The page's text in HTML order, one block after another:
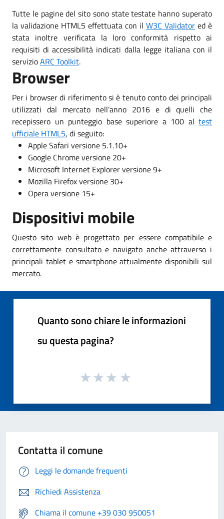
Tutte le pagine del sito sono state testate hanno superato
la validazione HTML5 effettuata con il W3C Validator ed è
stata inoltre verificata la loro conformità rispetto ai
requisiti di accessibilità indicati dalla legge italiana con il
servizioARC Toolkit.
Browser
Per i browser di riferimento si è tenuto conto dei principali
utilizzati dal mercato nell’anno 2016 e di quelli che
recepissero un punteggio base superiore a 100 al test
ufficiale HTML5, di seguito:
Apple Safari versione 5.1.10+
Google Chrome versione 20+
Microsoft Internet Explorer versione 9+
Mozilla Firefox versione 30+
Opera versione 15+
Dispositivi mobile
Questo sito web è progettato per essere compatibile e
correttamente consultato e navigato anche attraverso i
principali tablet e smartphone attualmente disponibili sul
mercato.
Quanto sono chiare le informazioni
su questa pagina?
Contatta il comune
Leggi le domande frequenti
Richiedi Assistenza
Chiama il comune +39 030 950051